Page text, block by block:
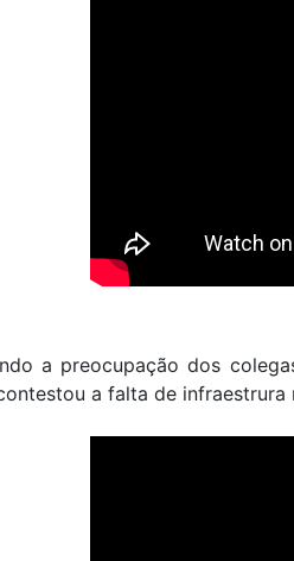
a preocupação dos
a falta de infraestrura